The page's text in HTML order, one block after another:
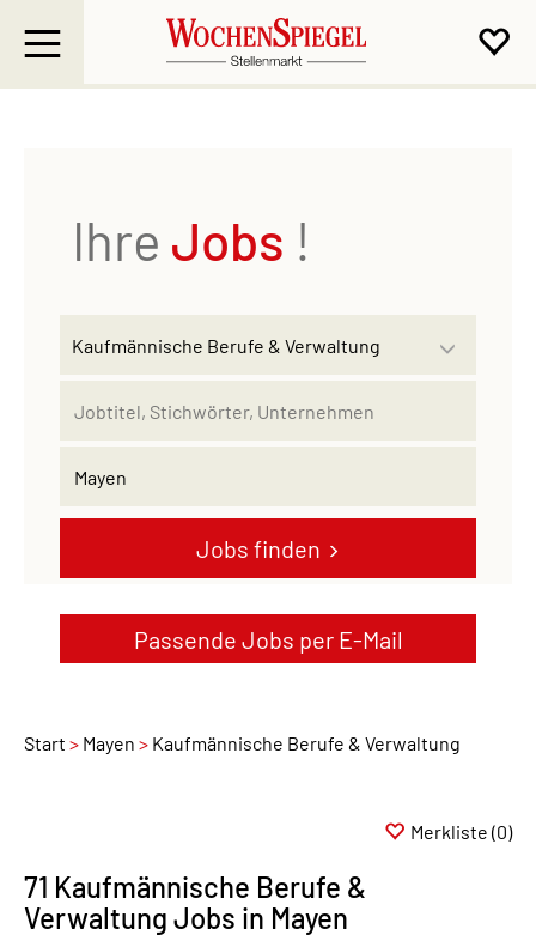
Passende Jobs per E-Mail
Ihre Jobs !
Jobs finden
Start Mayen Kaufmännische Berufe & Verwaltung
Merkliste (0)
71 Kaufmännische Berufe &
Verwaltung Jobs in Mayen